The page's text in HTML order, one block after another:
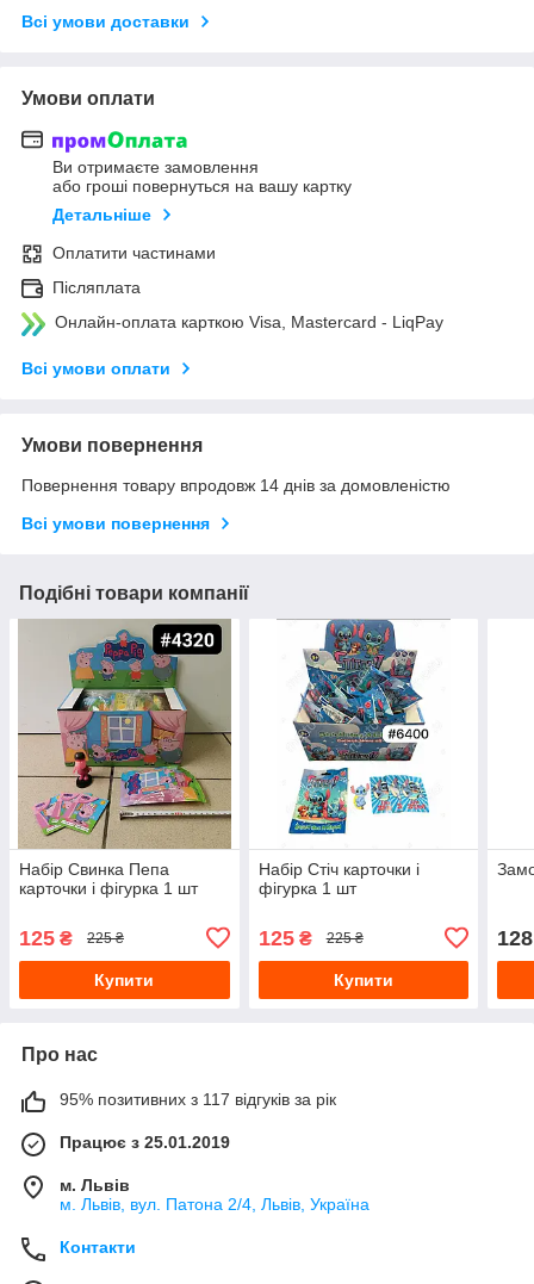
Всі умови доставки
Умови оплати
Ви отримаєте замовлення
або гроші повернуться на вашу картку
Детальніше
Оплатити частинами
Післяплата
Онлайн-оплата карткою Visa, Mastercard - LiqPay
Всі умови оплати
Умови повернення
Повернення товару впродовж 14 днів за домовленістю
Всі умови повернення
Подібні товари компанії
Набір Свинка Пепа
карточки і фігурка 1 шт
125 ₴ 225 ₴
Купити
Набір Стіч карточки і
фігурка 1 шт
125₴ 225 ₴
Купити
128
Про нас
95% позитивних з 117 відгуків за рік
Працює з 25.01.2019
м. Львів
м. Львів, вул. Патона 2/4, Львів, Україна
Контакти